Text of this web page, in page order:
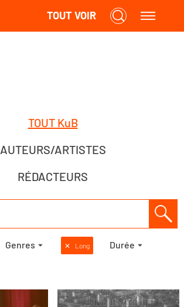
TOUT VOIR
TOUT KuB
AUTEURS/ARTISTES
RÉDACTEURS
Genres ✕ Long Durée